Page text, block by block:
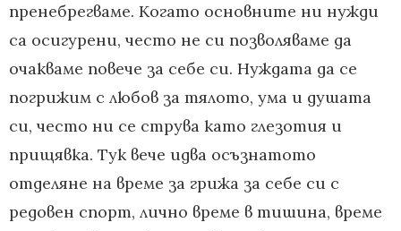
пренебрегваме. Когато основните ни нужди
са осигурени, често не си позволяваме да
очакваме повече за себе си. Нуждата да се
погрижим с любов за тялото, ума и душата
си, често ни се струва като глезотия и
прищявка. Тук вече идва осъзнатото
отделяне на време за грижа за себе си с
редовен спорт, лично време в тишина, време